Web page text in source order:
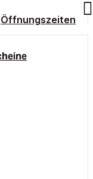
Öffnungszeiten